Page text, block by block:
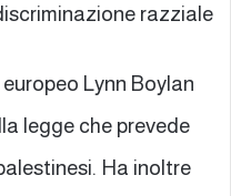
razziale
Lynn Boylan
legge che prevede
Ha inoltre